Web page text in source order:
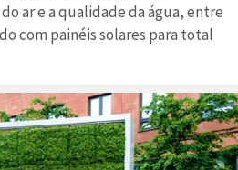
ar e a qualidade da água, entre
com painéis solares para total